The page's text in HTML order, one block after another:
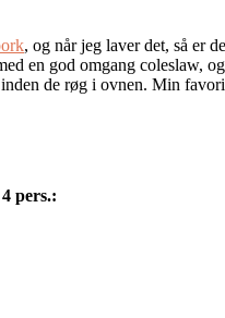
, og når jeg laver det, så er
en god omgang coleslaw,
de røg i ovnen. Min
pers.: